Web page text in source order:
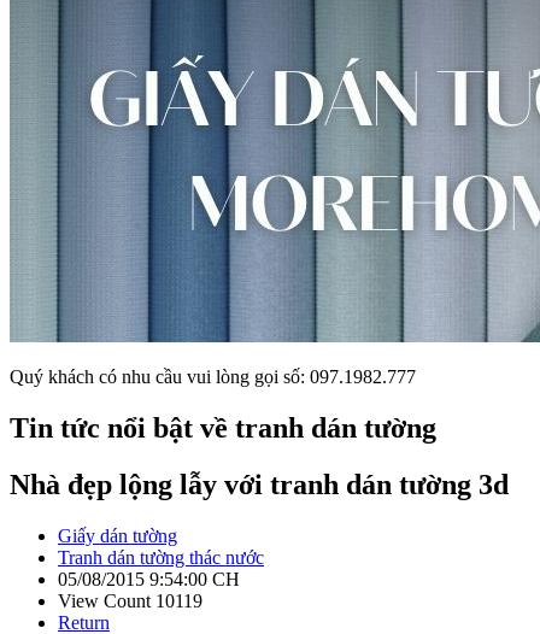
Quý khách có nhu cầu vui lòng gọi số: 097.1982.777
Tin tức nổi bật về tranh dán tường
Nhà đẹp lộng lẫy với tranh dán tường 3d
Giấy dán tường
Tranh dán tường thác nước
05/08/2015 9:54:00 CH
View Count 10119
Return